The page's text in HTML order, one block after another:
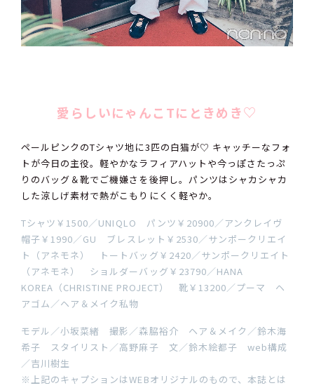
愛らしいにゃんこTにときめき♡
ペールピンクのTシャツ地に3匹の白猫が♡ キャッチーなフォ
トが今日の主役。軽やかなラフィアハットや今っぽさたっぷ
りのバッグ＆靴でご機嫌さを後押し。パンツはシャカシャカ
した涼しげ素材で熱がこもりにくく軽やか。
Tシャツ￥1500／UNIQLO パンツ￥20900／アンクレイヴ
帽子￥1990／GU ブレスレット￥2530／サンポークリエイ
ト（アネモネ） トートバッグ￥2420／サンポークリエイト
（アネモネ） ショルダーバッグ￥23790／HANA
KOREA（CHRISTINE PROJECT） 靴￥13200／プーマ ヘ
アゴム／ヘア＆メイク私物
モデル／小坂菜緒 撮影／森脇裕介 ヘア＆メイク／鈴木海
希子 スタイリスト／高野麻子 文／鈴木絵都子 web構成
／吉川樹生
※上記のキャプションはWEBオリジナルのもので、本誌とは